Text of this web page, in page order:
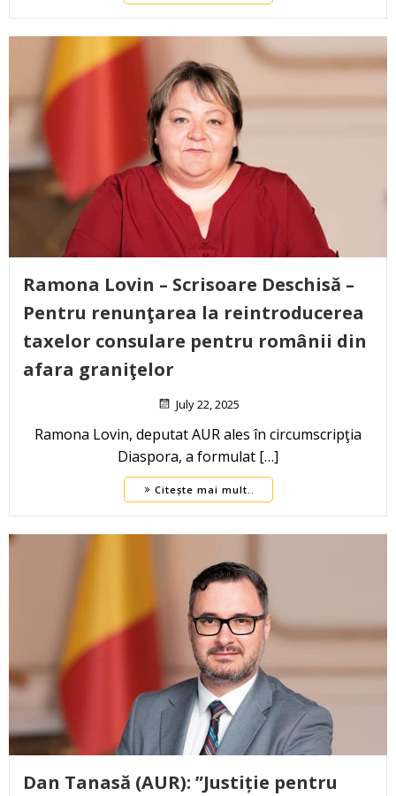
Ramona Lovin – Scrisoare Deschisă –
Pentru renunţarea la reintroducerea
taxelor consulare pentru românii din
afara graniţelor
July 22, 2025
Ramona Lovin, deputat AUR ales în circumscripţia
Diaspora, a formulat […]
Citește mai mult..
Dan Tanasă (AUR): ”Justiție pentru